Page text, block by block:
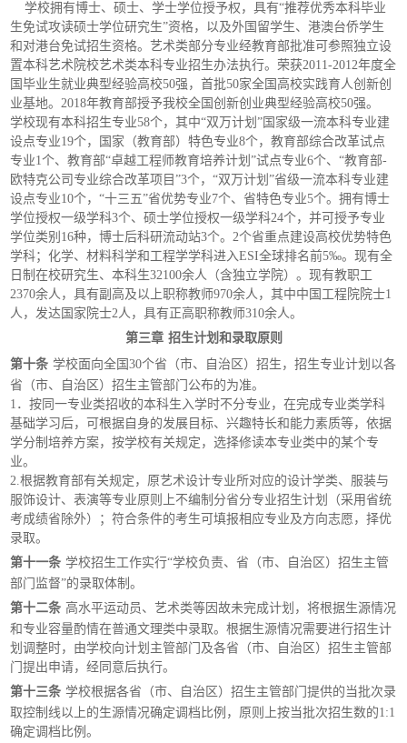
学校拥有博士、硕士、学士学位授予权，具有“推荐优秀本科毕业
生免试攻读硕士学位研究生”资格，以及外国留学生、港澳台侨学生
和对港台免试招生资格。艺术类部分专业经教育部批准可参照独立设
置本科艺术院校艺术类本科专业招生办法执行。荣获2011-2012年度全
国毕业生就业典型经验高校50强，首批50家全国高校实践育人创新创
业基地。2018年教育部授予我校全国创新创业典型经验高校50强。
学校现有本科招生专业58个，其中“双万计划”国家级一流本科专业建
设点专业19个，国家（教育部）特色专业8个，教育部综合改革试点
专业1个、教育部“卓越工程师教育培养计划”试点专业6个、“教育部-
欧特克公司专业综合改革项目”3个，“双万计划”省级一流本科专业建
设点专业10个，“十三五”省优势专业7个、省特色专业5个。拥有博士
学位授权一级学科3个、硕士学位授权一级学科24个，并可授予专业
学位类别16种，博士后科研流动站3个。2个省重点建设高校优势特色
学科；化学、材料科学和工程学学科进入ESI全球排名前5‰。现有全
日制在校研究生、本科生32100余人（含独立学院）。现有教职工
2370余人，具有副高及以上职称教师970余人，其中中国工程院院士1
人，发达国家院士2人，具有正高职称教师310余人。
第三章 招生计划和录取原则
第十条 学校面向全国30个省（市、自治区）招生，招生专业计划以各
省（市、自治区）招生主管部门公布的为准。
1．按同一专业类招收的本科生入学时不分专业，在完成专业类学科
基础学习后，可根据自身的发展目标、兴趣特长和能力素质等，依据
学分制培养方案，按学校有关规定，选择修读本专业类中的某个专
业。
2.根据教育部有关规定，原艺术设计专业所对应的设计学类、服装与
服饰设计、表演等专业原则上不编制分省分专业招生计划（采用省统
考成绩省除外）；符合条件的考生可填报相应专业及方向志愿，择优
录取。
第十一条 学校招生工作实行“学校负责、省（市、自治区）招生主管
部门监督”的录取体制。
第十二条 高水平运动员、艺术类等因故未完成计划，将根据生源情况
和专业容量酌情在普通文理类中录取。根据生源情况需要进行招生计
划调整时，由学校向计划主管部门及各省（市、自治区）招生主管部
门提出申请，经同意后执行。
第十三条 学校根据各省（市、自治区）招生主管部门提供的当批次录
取控制线以上的生源情况确定调档比例，原则上按当批次招生数的1:1
确定调档比例。